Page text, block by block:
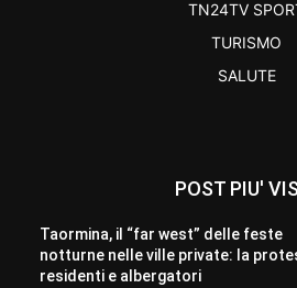
TN24TV
TURISMO
SALUTE
POST PIU'
Taormina, il “far west” delle feste
notturne nelle ville private: la
residenti e albergatori